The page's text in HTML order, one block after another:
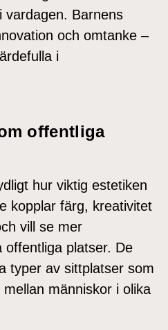
vardagen. Barnens
och omtanke –
i
offentliga
hur viktig estetiken
kopplar färg, kreativitet
vill se mer
offentliga platser. De
typer av sittplatser som
människor i olika